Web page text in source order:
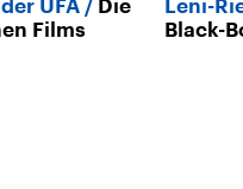
UFA
Die
Films
Leni-
Black-